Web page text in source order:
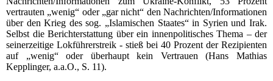
vertrauten „wenig“ oder „gar nicht“ den Nachrichten/Informationen
über den Krieg des sog. „Islamischen Staates“ in Syrien und Irak.
Selbst die Berichterstattung über ein innenpolitisches Thema – der
seinerzeitige Lokführerstreik - stieß bei 40 Prozent der Rezipienten
auf „wenig“ oder überhaupt kein Vertrauen (Hans Mathias
Kepplinger, a.a.O., S. 11).